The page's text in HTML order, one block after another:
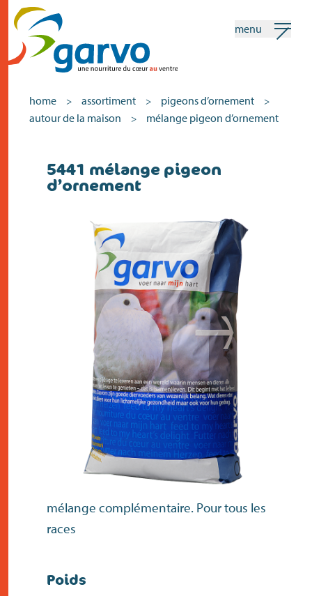
Recherche
home
assortiment
vente
actualités
contact
menu
home > assortiment > pigeons d’ornement >
autour de la maison > mélange pigeon d’ornement
5441 mélange pigeon
d’ornement
mélange complémentaire. Pour tous les
races
Poids